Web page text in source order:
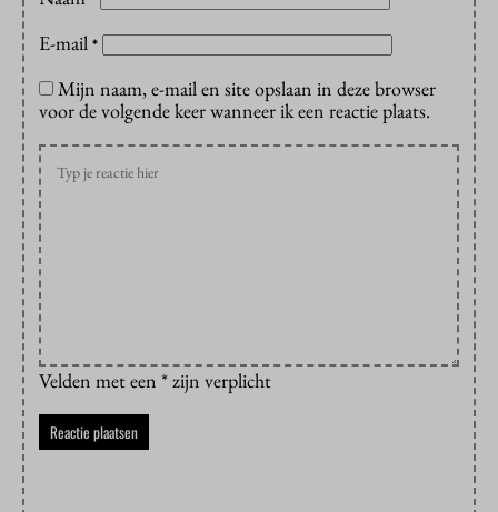
E-mail *
Mijn naam, e-mail en site opslaan in deze browser
voor de volgende keer wanneer ik een reactie plaats.
Velden met een * zijn verplicht